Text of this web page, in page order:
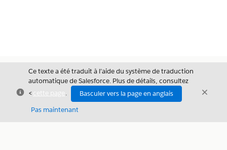
Fermer
Ce texte a été traduit à l’aide du système de traduction
automatique de Salesforce. Plus de détails, consultez
<cette page .
Basculer vers la page en anglais
Pas maintenant
Fermer